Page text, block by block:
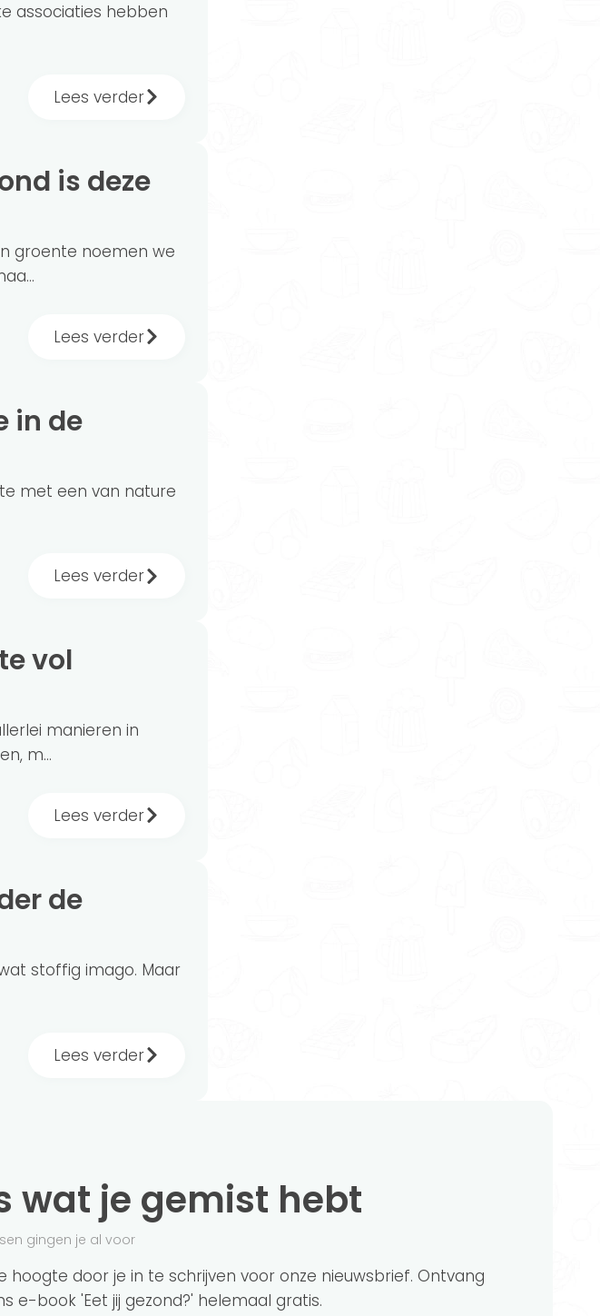
associaties hebben
Lees verder
groente noemen we
Lees verder
met een van nature
Lees verder
manieren in
m...
Lees verder
stoffig imago. Maar
Lees verder
wat je gemist hebt
gingen je al voor
hoogte door je in te schrijven voor onze nieuwsbrief. Ontvang
e-book 'Eet jij gezond?' helemaal gratis.